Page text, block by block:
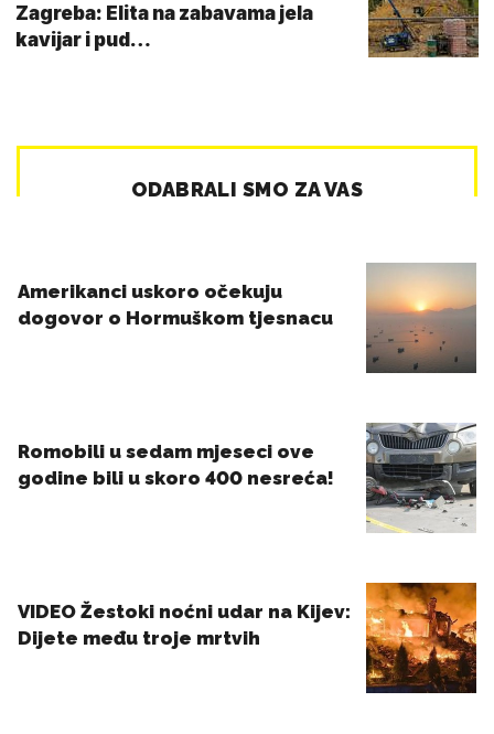
Zagreba: Elita na zabavama jela
kavijar i pud…